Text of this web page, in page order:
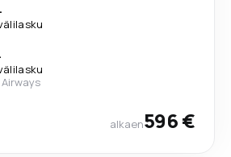
alkaen596 €